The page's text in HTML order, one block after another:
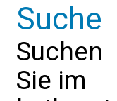
Suche
Suchen
Sie im